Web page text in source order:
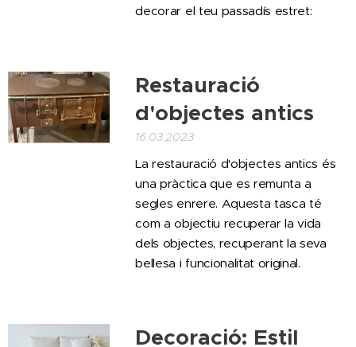
decorar el teu passadís estret:
Restauració
d'objectes antics
16.03.2023
La restauració d'objectes antics és
una pràctica que es remunta a
segles enrere. Aquesta tasca té
com a objectiu recuperar la vida
dels objectes, recuperant la seva
bellesa i funcionalitat original.
Decoració: Estil